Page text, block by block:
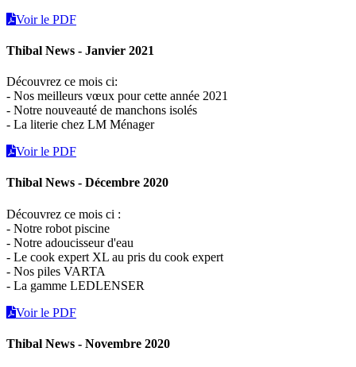
Voir le PDF
Thibal News - Janvier 2021
Découvrez ce mois ci:
- Nos meilleurs vœux pour cette année 2021
- Notre nouveauté de manchons isolés
- La literie chez LM Ménager
Voir le PDF
Thibal News - Décembre 2020
Découvrez ce mois ci :
- Notre robot piscine
- Notre adoucisseur d'eau
- Le cook expert XL au pris du cook expert
- Nos piles VARTA
- La gamme LEDLENSER
Voir le PDF
Thibal News - Novembre 2020